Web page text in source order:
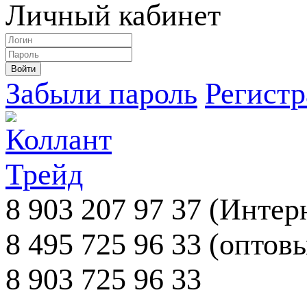
Личный кабинет
Забыли пароль
8 903 207 97 37
8 495 725 96 33
8 903 725 96 33